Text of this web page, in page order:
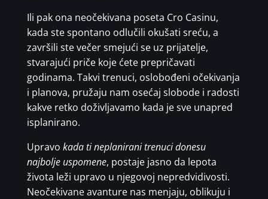
Ili pak ona neočekivana poseta Cro Casinu,
kada ste spontano odlučili okušati sreću, a
završili ste večer smejući se uz prijatelje,
stvarajući priče koje ćete prepričavati
godinama. Takvi trenuci, oslobođeni očekivanja
i planova, pružaju nam osećaj slobode i radosti
kakve retko doživljavamo kada je sve unapred
isplanirano.
Upravo kada ti neplanirani trenuci donesu
najbolje uspomene, postaje jasno da lepota
života leži upravo u njegovoj nepredvidivosti.
Neočekivane avanture nas menjaju, oblikuju i